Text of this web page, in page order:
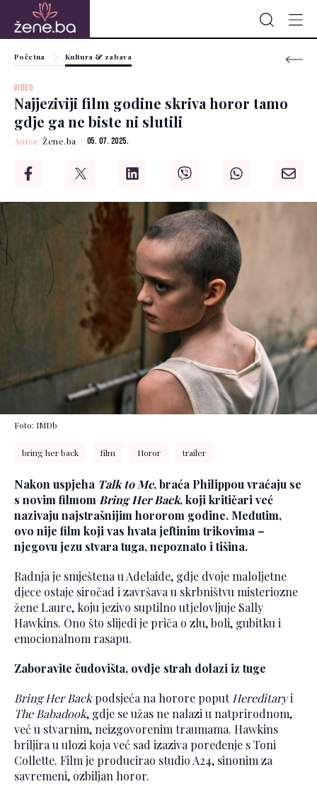
Početna Kultura & zabava
VIDEO
Najjeziviji film godine skriva horor tamo
gdje ga ne biste ni slutili
Autor:Žene.ba 05. 07. 2025.
Foto: IMDb
bring her back film Horor trailer
Nakon uspjeha Talk to Me, braća Philippou vraćaju se
s novim filmomBring Her Back, koji kritičari već
nazivaju najstrašnijim hororom godine. Međutim,
ovo nije film koji vas hvata jeftinim trikovima –
njegovu jezu stvara tuga, nepoznato i tišina.
Radnja je smještena u Adelaide, gdje dvoje maloljetne
djece ostaje siročad i završava u skrbništvu misteriozne
žene Laure, koju jezivo suptilno utjelovljuje Sally
Hawkins. Ono što slijedi je priča o zlu, boli, gubitku i
emocionalnom rasapu.
Zaboravite čudovišta, ovdje strah dolazi iz tuge
Bring Her Backpodsjeća na horore poputHereditaryi
The Babadook, gdje se užas ne nalazi u natprirodnom,
već u stvarnim, neizgovorenim traumama. Hawkins
briljira u ulozi koja već sad izaziva poređenje s Toni
Collette. Film je producirao studio A24, sinonim za
savremeni, ozbiljan horor.